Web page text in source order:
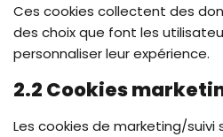
Ces cookies collectent des
des choix que font les
personnaliser leur expérience.
2.2 Cookies
Les cookies de marketing/suivi